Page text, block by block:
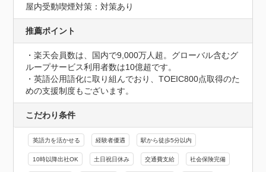
屋内受動喫煙対策：対策あり
推薦ポイント
・楽天会員数は、国内で9,000万人超。グローバル含むグ
ループサービス利用者数は10億超です。
・英語公用語化に取り組んでおり、TOEIC800点取得のた
めの支援制度もございます。
こだわり条件
英語力を活かせる 経験者優遇 駅から徒歩5分以内
10時以降出社OK 土日祝日休み 交通費支給 社会保険完備